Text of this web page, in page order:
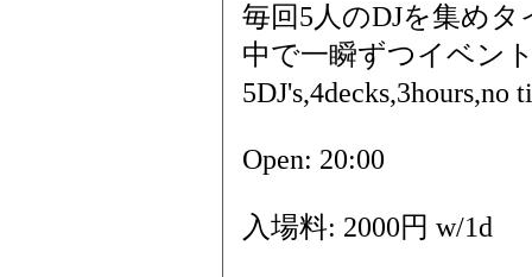
毎回5人のDJを集め
中で一瞬ずつイベン
Open: 20:00
入場料: 2000円 w/1d